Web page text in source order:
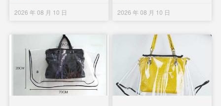
析，助你精準選品。
2026 年 08 月 10 日
移動輕便摺疊多骨雨傘客戶
2026 年 08 月 10 日